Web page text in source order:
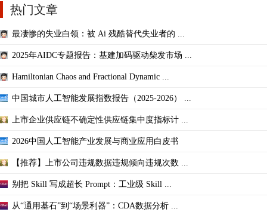
热门文章
最凄惨的失业白领：被 Ai 残酷替代失业者的 ...
2025年AIDC专题报告：基建加码驱动柴发市场 ...
Hamiltonian Chaos and Fractional Dynamic ...
中国城市人工智能发展指数报告（2025-2026） ...
上市企业供应链不确定性供应链集中度指标计 ...
2026中国人工智能产业发展与商业应用白皮书
【推荐】上市公司违规数据违规倾向违规次数 ...
别把 Skill 写成超长 Prompt：工业级 Skill ...
从“通用基石”到“场景利器”：CDA数据分析 ...